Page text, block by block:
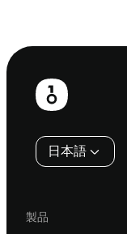
フ
日本語
製品